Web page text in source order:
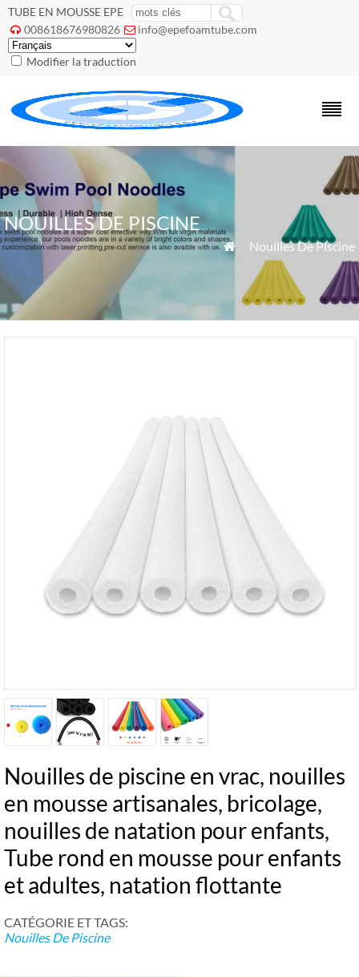
TUBE EN MOUSSE EPE
 008618676980826  info@epefoamtube.com
Modifier la traduction
NOUILLES DE PISCINE
 Nouilles De Piscine
Nouilles de piscine en vrac, nouilles
en mousse artisanales, bricolage,
nouilles de natation pour enfants,
Tube rond en mousse pour enfants
et adultes, natation flottante
CATÉGORIE ET ​​TAGS:
Nouilles De Piscine